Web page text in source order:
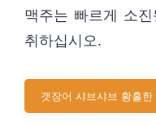
맥주는 빠르게 소
취하십시오.
갯장어 샤브샤브 황홀